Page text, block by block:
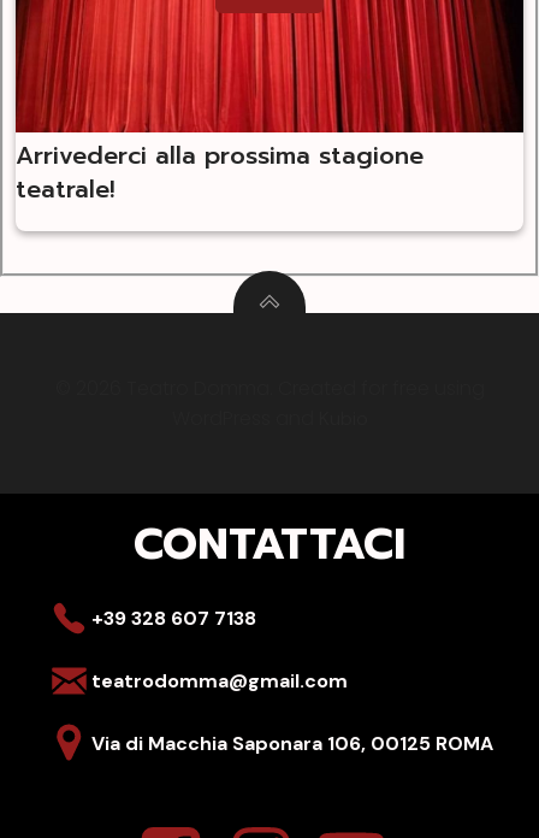
Arrivederci alla prossima stagione
teatrale!
CONTATTACI
+39 328 607 7138
teatrodomma@gmail.com
Via di Macchia Saponara 106, 00125 ROMA